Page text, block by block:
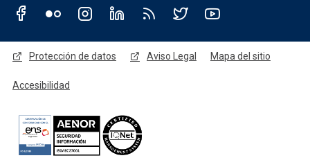
Redes sociales JCCM
Menú legal
Protección de datos Aviso Legal Mapa del sitio
Accesibilidad